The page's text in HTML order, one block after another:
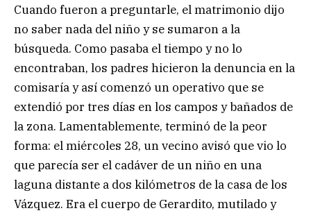
Cuando fueron a preguntarle, el matrimonio dijo
no saber nada del niño y se sumaron a la
búsqueda. Como pasaba el tiempo y no lo
encontraban, los padres hicieron la denuncia en la
comisaría y así comenzó un operativo que se
extendió por tres días en los campos y bañados de
la zona. Lamentablemente, terminó de la peor
forma: el miércoles 28, un vecino avisó que vio lo
que parecía ser el cadáver de un niño en una
laguna distante a dos kilómetros de la casa de los
Vázquez. Era el cuerpo de Gerardito, mutilado y